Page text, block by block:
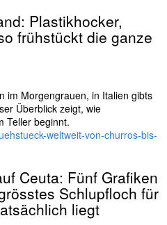
Plastikhocker,
frühstückt die ganze
im Morgengrauen, in Italien gibts
Überblick zeigt, wie
Teller beginnt.
weltweit-von-churros-bis-
Ceuta: Fünf Grafiken
Schlupfloch für
liegt